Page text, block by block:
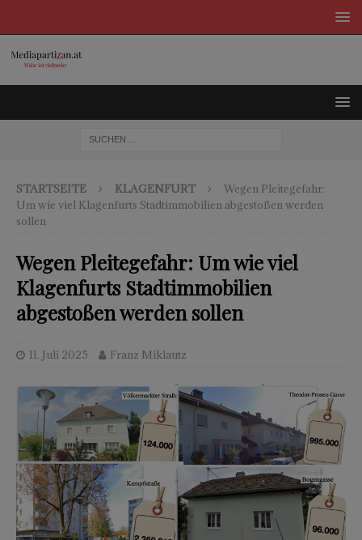
STARTSEITE KLAGENFURT
Wegen Pleitegefahr:
Um wie viel Klagenfurts Stadtimmobilien abgestoßen werden
sollen
Wegen Pleitegefahr: Um wie viel
Klagenfurts Stadtimmobilien
abgestoßen werden sollen
11. Juli 2025 Franz Miklautz